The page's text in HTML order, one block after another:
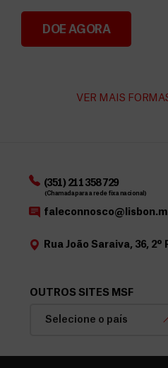
Angarie Fundos
DOE AGORA
VER MAIS
(351) 211 358 729
(Chamada para a rede fixa nacional)
Rua João Saraiva, 36, 2º
OUTROS SITES MSF
Selecione o país